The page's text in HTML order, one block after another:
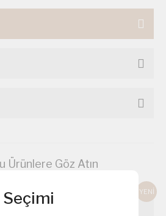
Ürünlere Göz Atın
YENİ